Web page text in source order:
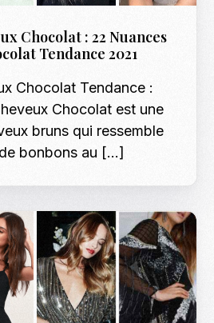
Chocolat : 22 Nuances
Tendance 2021
Chocolat Tendance :
Chocolat est une
bruns qui ressemble
bonbons au […]